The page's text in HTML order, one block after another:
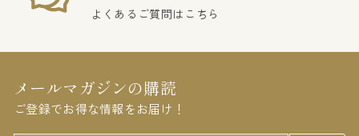
よくあるご質問は こちら
メールマガジンの購読
ご登録でお得な情報をお届け！